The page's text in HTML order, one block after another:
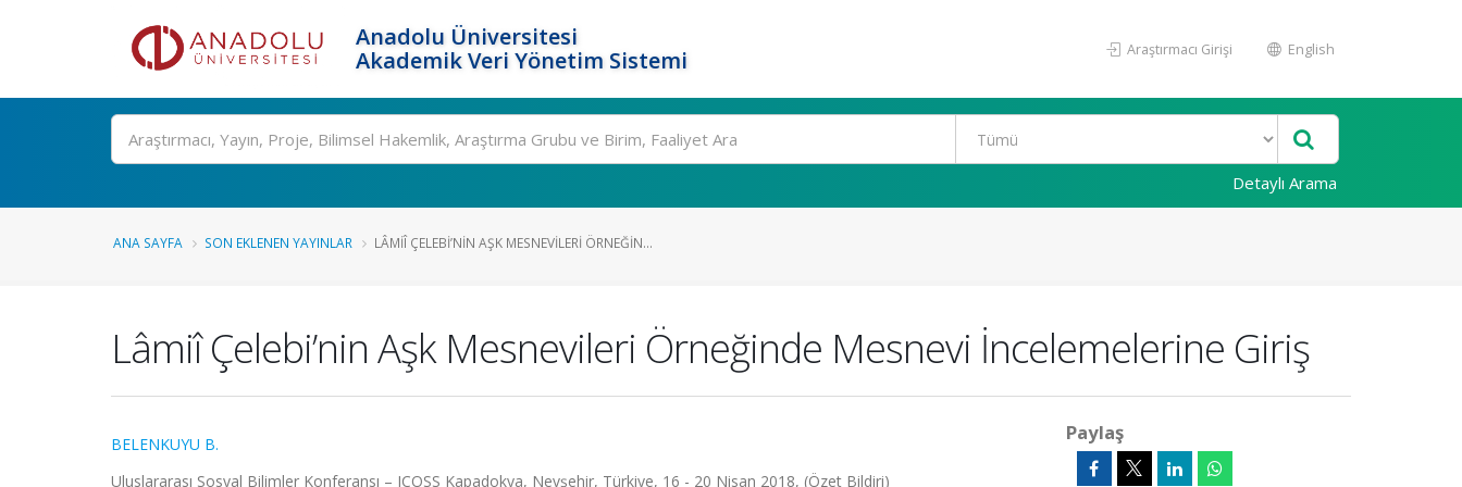
Anadolu Üniversitesi
Akademik Veri Yönetim Sistemi
Araştırmacı Girişi English
Ara
Detaylı Arama
ANA SAYFA SON EKLENEN YAYINLAR LÂMIÎ ÇELEBI’NIN AŞK MESNEVILERI ÖRNEĞIN...
Lâmiî Çelebi’nin Aşk Mesnevileri Örneğinde Mesnevi İncelemelerine Giriş
BELENKUYU B.
Uluslararası Sosyal Bilimler Konferansı – ICOSS Kapadokya, Nevşehir, Türkiye, 16 - 20 Nisan 2018, (Özet Bildiri)
Paylaş